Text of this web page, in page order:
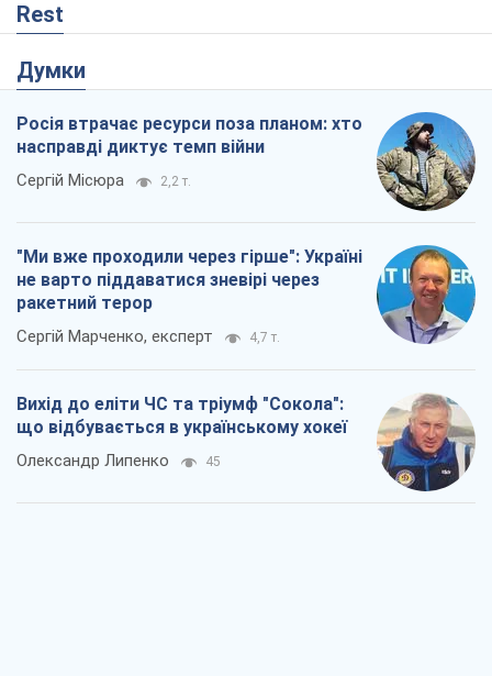
Rest
Думки
Росія втрачає ресурси поза планом: хто
насправді диктує темп війни
Сергій Місюра 2,2 т.
"Ми вже проходили через гірше": Україні
не варто піддаватися зневірі через
ракетний терор
Сергій Марченко, експерт 4,7 т.
Вихід до еліти ЧС та тріумф "Сокола":
що відбувається в українському хокеї
Олександр Липенко 45